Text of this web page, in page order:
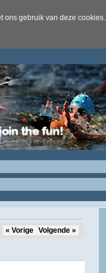
ons gebruik van deze cookies.
« Vorige Volgende »